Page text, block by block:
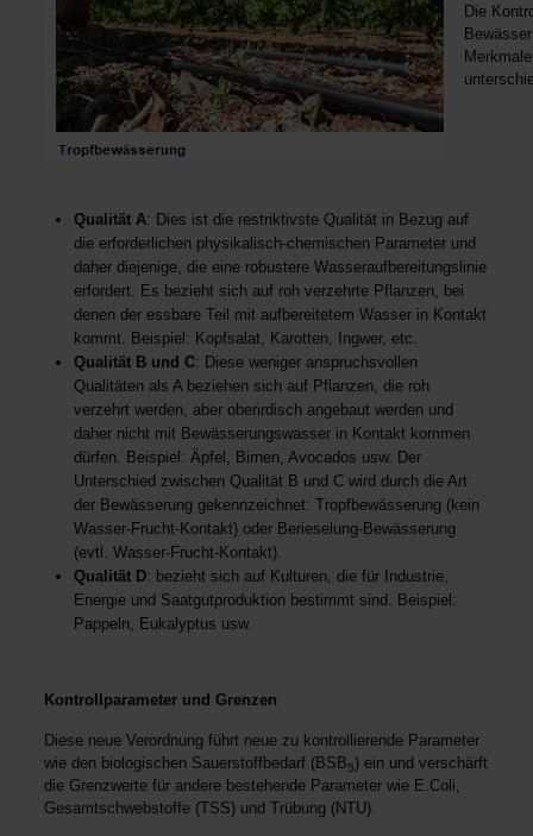
Die
Qualität A: Dies ist die restriktivste Qualität in Bezug auf
die erforderlichen physikalisch-chemischen Parameter und
daher diejenige, die eine robustere Wasseraufbereitungslinie
erfordert. Es bezieht sich auf roh verzehrte Pflanzen, bei
denen der essbare Teil mit aufbereitetem Wasser in Kontakt
kommt. Beispiel: Kopfsalat, Karotten, Ingwer, etc.
Qualität B und C: Diese weniger anspruchsvollen
Qualitäten als A beziehen sich auf Pflanzen, die roh
verzehrt werden, aber oberirdisch angebaut werden und
daher nicht mit Bewässerungswasser in Kontakt kommen
dürfen. Beispiel: Äpfel, Birnen, Avocados usw. Der
Unterschied zwischen Qualität B und C wird durch die Art
der Bewässerung gekennzeichnet: Tropfbewässerung (kein
Wasser-Frucht-Kontakt) oder Berieselung-Bewässerung
(evtl. Wasser-Frucht-Kontakt).
Qualität D: bezieht sich auf Kulturen, die für Industrie,
Energie und Saatgutproduktion bestimmt sind. Beispiel:
Pappeln, Eukalyptus usw.
Kontrollparameter und Grenzen
Diese neue Verordnung führt neue zu kontrollierende Parameter
wie den biologischen Sauerstoffbedarf (BSB5) ein und verschärft
die Grenzwerte für andere bestehende Parameter wie E.Coli,
Gesamtschwebstoffe (TSS) und Trübung (NTU).